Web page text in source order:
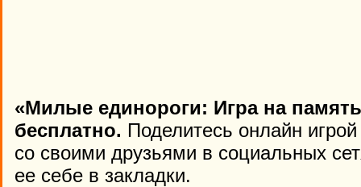
«Милые единороги: Игра на
бесплатно. Поделитесь онлайн
со своими друзьями в социальных
ее себе в закладки.